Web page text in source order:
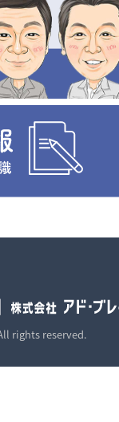
rights reserved.